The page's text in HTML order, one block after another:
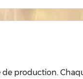
de production.